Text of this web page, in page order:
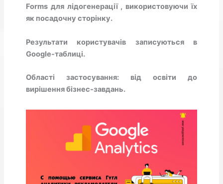
Forms для лідогенерації , використовуючи їх
як посадочну сторінку.
Результати користувачів записуються в
Google-таблиці.
Області застосування: від освіти до
вирішення бізнес-завдань.